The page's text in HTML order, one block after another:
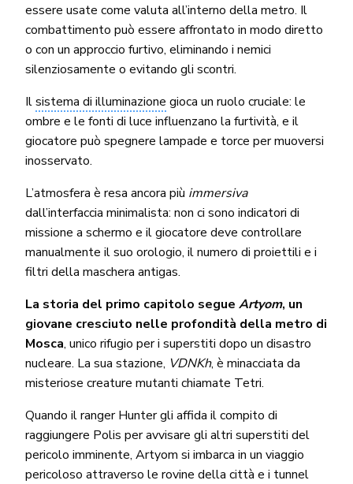
essere usate come valuta all’interno della metro. Il
combattimento può essere affrontato in modo diretto
o con un approccio furtivo, eliminando i nemici
silenziosamente o evitando gli scontri.
Ilsistema di illuminazione gioca un ruolo cruciale: le
ombre e le fonti di luce influenzano la furtività, e il
giocatore può spegnere lampade e torce per muoversi
inosservato.
L’atmosfera è resa ancora più immersiva
dall’interfaccia minimalista: non ci sono indicatori di
missione a schermo e il giocatore deve controllare
manualmente il suo orologio, il numero di proiettili e i
filtri della maschera antigas.
La storia del primo capitolo segueArtyom, un
giovane cresciuto nelle profondità della metro di
Mosca, unico rifugio per i superstiti dopo un disastro
nucleare. La sua stazione, VDNKh, è minacciata da
misteriose creature mutanti chiamate Tetri.
Quando il ranger Hunter gli affida il compito di
raggiungere Polis per avvisare gli altri superstiti del
pericolo imminente, Artyom si imbarca in un viaggio
pericoloso attraverso le rovine della città e i tunnel